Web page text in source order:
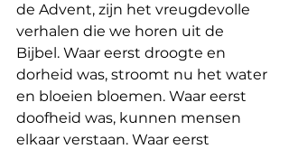
de Advent, zijn het vreugdevolle
verhalen die we horen uit de
Bijbel. Waar eerst droogte en
dorheid was, stroomt nu het water
en bloeien bloemen. Waar eerst
doofheid was, kunnen mensen
elkaar verstaan. Waar eerst